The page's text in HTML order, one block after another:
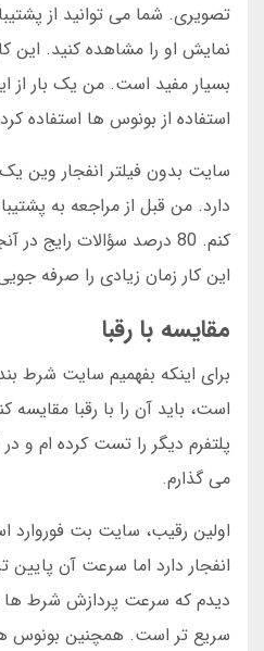
تصویری. شما می توانید از
نمایش او را مشاهده کنید. این
بسیار مفید است. من یک بار از
استفاده از بونوس ها استفاده
سایت بدون فیلتر انفجار وین
دارد. من قبل از مراجعه به
کنم. 80 درصد سؤالات رایج
این کار زمان زیادی را صرفه
مقایسه با رقبا
برای اینکه بفهمیم سایت شرط
است، باید آن را با رقبا
پلتفرم دیگر را تست کرده ام و در
می گذارم.
اولین رقیب، سایت بت
انفجار دارد اما سرعت آن
سریع تر است. همچنین بونوس